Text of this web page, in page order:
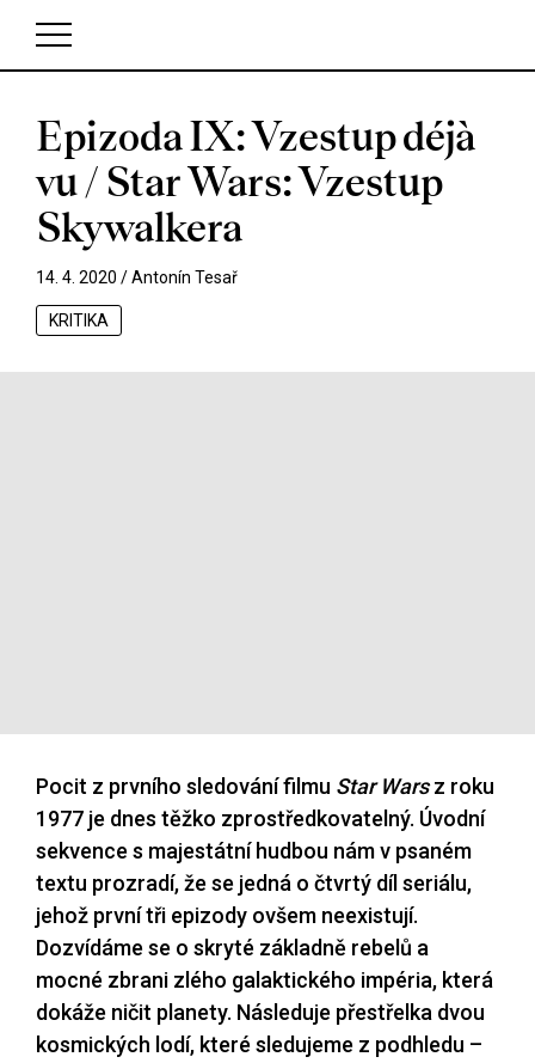
V košíku zatím nemáte žádné položky.
Epizoda IX: Vzestup déjà
vu / Star Wars: Vzestup
Skywalkera
14. 4. 2020 /Antonín Tesař
KRITIKA
Pocit z prvního sledování filmu Star Warsz roku
1977 je dnes těžko zprostředkovatelný. Úvodní
sekvence s majestátní hudbou nám v psaném
textu prozradí, že se jedná o čtvrtý díl seriálu,
jehož první tři epizody ovšem neexistují.
Dozvídáme se o skryté základně rebelů a
mocné zbrani zlého galaktického impéria, která
dokáže ničit planety. Následuje přestřelka dvou
kosmických lodí, které sledujeme z podhledu –